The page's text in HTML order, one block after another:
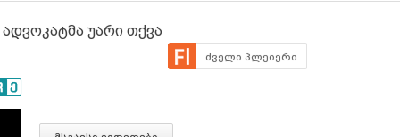
უარი თქვა
ძველი პლეიერი